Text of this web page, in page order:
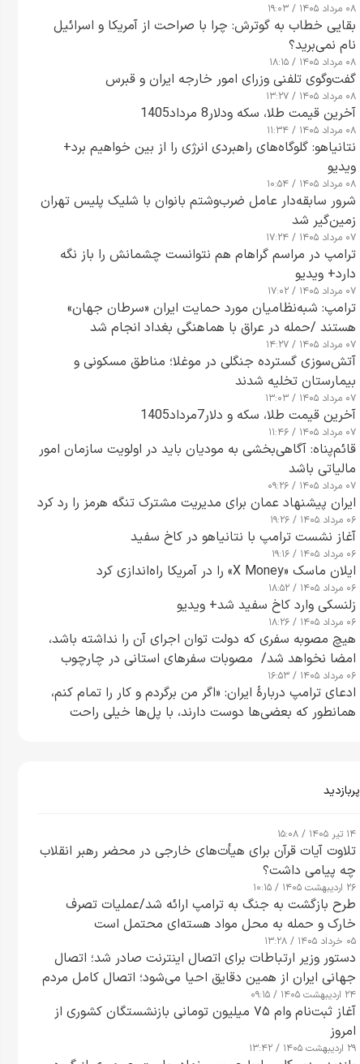
۰۸ مرداد ۱۴۰۵ / ۱۹:۰۳
بقایی خطاب به گوترش: چرا با صراحت از آمریکا و اسرائیل
نام نمی‌برید؟
۰۸ مرداد ۱۴۰۵ / ۱۸:۱۵
گفت‌وگوی تلفنی وزرای امور خارجه ایران و قبرس
۰۸ مرداد ۱۴۰۵ / ۱۳:۲۷
آخرین قیمت طلا، سکه ودلار8 مرداد1405
۰۸ مرداد ۱۴۰۵ / ۱۱:۳۴
نتانیاهو: گلوگاه‌های راهبردی انرژی را از بین خواهیم برد+
ویدیو
۰۸ مرداد ۱۴۰۵ / ۱۰:۵۴
شرور سابقه‌دار عامل ضرب‌وشتم بانوان با شلیک پلیس تهران
زمین‌گیر شد
۰۷ مرداد ۱۴۰۵ / ۱۷:۲۴
ترامپ در مراسم گراهام هم نتوانست چشمانش را باز نگه
دارد+ ویدیو
۰۷ مرداد ۱۴۰۵ / ۱۷:۰۲
ترامپ: شبه‌نظامیان مورد حمایت ایران «سرطان جهان»
هستند /حمله در عراق با هماهنگی بغداد انجام شد
۰۷ مرداد ۱۴۰۵ / ۱۴:۲۷
آتش‌سوزی گسترده جنگلی در موغلا؛ مناطق مسکونی و
بیمارستان تخلیه شدند
۰۷ مرداد ۱۴۰۵ / ۱۳:۰۳
آخرین قیمت طلا، سکه و دلار7مرداد1405
۰۷ مرداد ۱۴۰۵ / ۱۱:۴۶
قائم‌پناه: آگاهی‌بخشی به مودیان باید در اولویت سازمان امور
مالیاتی باشد
۰۷ مرداد ۱۴۰۵ / ۰۹:۲۶
ایران پیشنهاد عمان برای مدیریت مشترک تنگه هرمز را رد کرد
۰۶ مرداد ۱۴۰۵ / ۱۹:۲۶
آغاز نشست ترامپ با نتانیاهو در کاخ سفید
۰۶ مرداد ۱۴۰۵ / ۱۹:۱۶
ایلان ماسک «X Money» را در آمریکا راه‌اندازی کرد
۰۶ مرداد ۱۴۰۵ / ۱۸:۵۲
زلنسکی وارد کاخ سفید شد+ ویدیو
۰۶ مرداد ۱۴۰۵ / ۱۸:۲۶
هیچ مصوبه سفری که دولت توان اجرای آن را نداشته باشد،
امضا نخواهد شد/ مصوبات سفرهای استانی در چارچوب
قانون بودجه است+ عکس
۰۶ مرداد ۱۴۰۵ / ۱۶:۵۳
ادعای ترامپ دربارهٔ ایران: «اگر من برگردم و کار را تمام کنم،
همانطور که بعضی‌ها دوست دارند، با پل‌ها خیلی راحت
پربازدید
۱۴ تیر ۱۴۰۵ / ۱۵:۰۸
تلاوت آیات قرآن برای هیأت‌های خارجی در محضر رهبر انقلاب
چه پیامی داشت؟
۲۶ اردیبهشت ۱۴۰۵ / ۱۰:۱۵
طرح‌ بازگشت به جنگ به ترامپ ارائه شد/عملیات تصرف
خارک و حمله به محل مواد هسته‌ای محتمل است
۰۵ خرداد ۱۴۰۵ / ۱۳:۲۸
دستور وزیر ارتباطات برای اتصال اینترنت صادر شد؛ اتصال
جهانی ایران از همین دقایق احیا می‌شود؛ اتصال کامل مردم
تا ۲۴ ساعت آینده
۲۴ اردیبهشت ۱۴۰۵ / ۰۹:۱۵
آغاز ثبت‌نام وام ۷۵ میلیون تومانی بازنشستگان کشوری از
امروز
۲۹ اردیبهشت ۱۴۰۵ / ۱۳:۴۲